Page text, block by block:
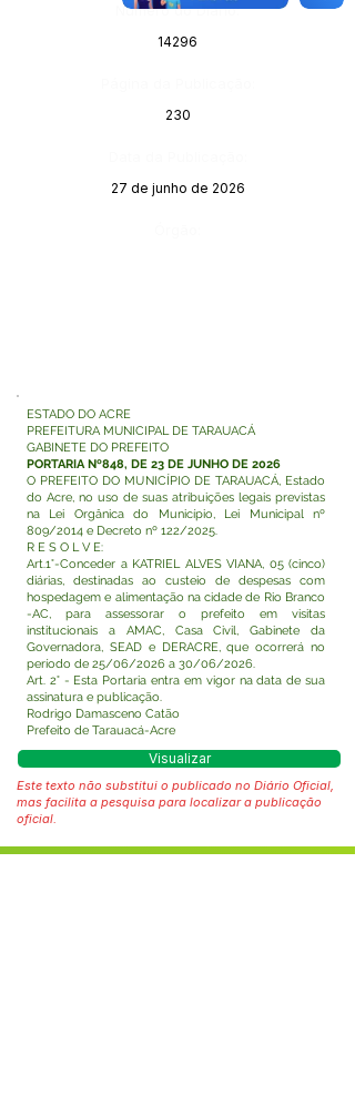
Número do Diário:
14296
230
27 de junho de 2026
ESTADO DO ACRE
PREFEITURA MUNICIPAL DE TARAUACÁ
GABINETE DO PREFEITO
PORTARIA Nº848, DE 23 DE JUNHO DE 2026
O PREFEITO DO MUNICÍPIO DE TARAUACÁ, Estado
do Acre, no uso de suas atribuições legais previstas
na Lei Orgânica do Município, Lei Municipal nº
809/2014 e Decreto nº 122/2025.
R E S O L V E:
Art.1°-Conceder a KATRIEL ALVES VIANA, 05 (cinco)
diárias, destinadas ao custeio de despesas com
hospedagem e alimentação na cidade de Rio Branco
-AC, para assessorar o prefeito em visitas
institucionais a AMAC, Casa Civil, Gabinete da
Governadora, SEAD e DERACRE, que ocorrerá no
período de 25/06/2026 a 30/06/2026.
Art. 2° - Esta Portaria entra em vigor na data de sua
assinatura e publicação.
Rodrigo Damasceno Catão
Prefeito de Tarauacá-Acre
Visualizar
Este texto não substitui o publicado no Diário Oficial,
mas facilita a pesquisa para localizar a publicação
oficial.